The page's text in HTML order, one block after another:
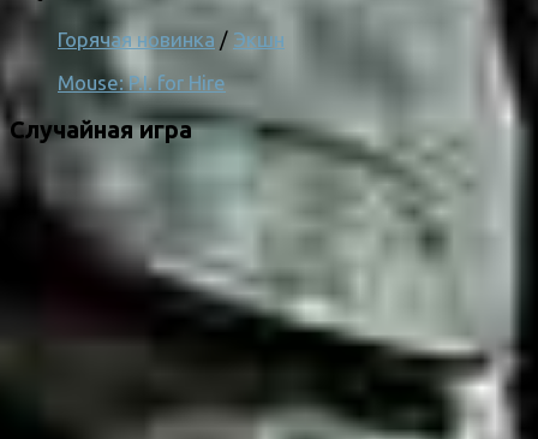
Горячая новинка / Экшн
Mouse: P.I. for Hire
Случайная игра